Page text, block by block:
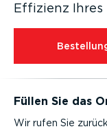
Effizienz
Füllen Sie das
Wir rufen Sie